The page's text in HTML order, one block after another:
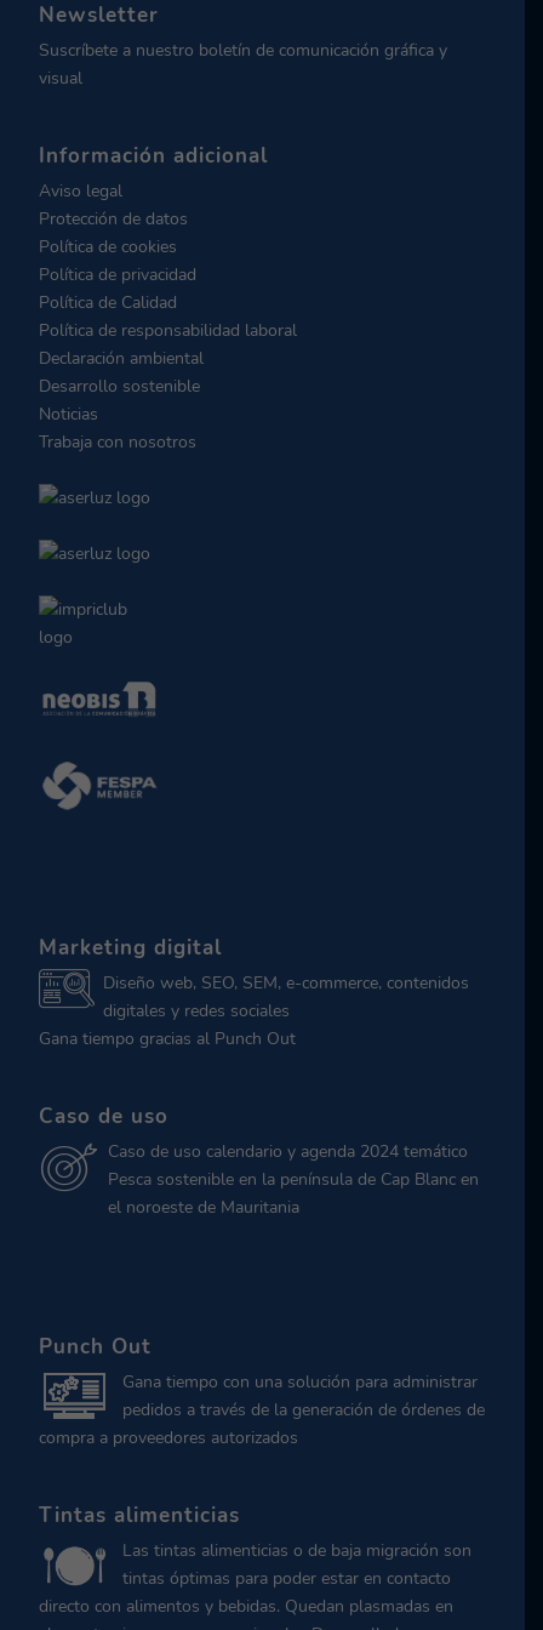
Newsletter
Suscríbete a nuestro boletín de comunicación gráfica y
visual
Información adicional
Aviso legal
Protección de datos
Política de cookies
Política de privacidad
Política de Calidad
Política de responsabilidad laboral
Declaración ambiental
Desarrollo sostenible
Noticias
Trabaja con nosotros
Marketing digital
Diseño web, SEO, SEM, e-commerce, contenidos
digitales y redes sociales
Gana tiempo gracias al Punch Out
Caso de uso
Caso de uso calendario y agenda 2024 temático
Pesca sostenible en la península de Cap Blanc en
el noroeste de Mauritania
Punch Out
Gana tiempo con una solución para administrar
pedidos a través de la generación de órdenes de
compra a proveedores autorizados
Tintas alimenticias
Las tintas alimenticias o de baja migración son
tintas óptimas para poder estar en contacto
directo con alimentos y bebidas. Quedan plasmadas en